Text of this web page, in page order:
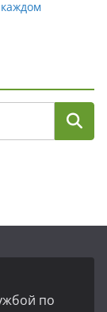
каждом
по